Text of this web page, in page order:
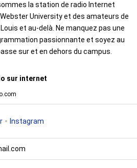
la station de radio Internet
University et des amateurs de
et au-delà. Ne manquez pas une
passionnante et soyez au
sur et en dehors du campus.
sur internet
Instagram